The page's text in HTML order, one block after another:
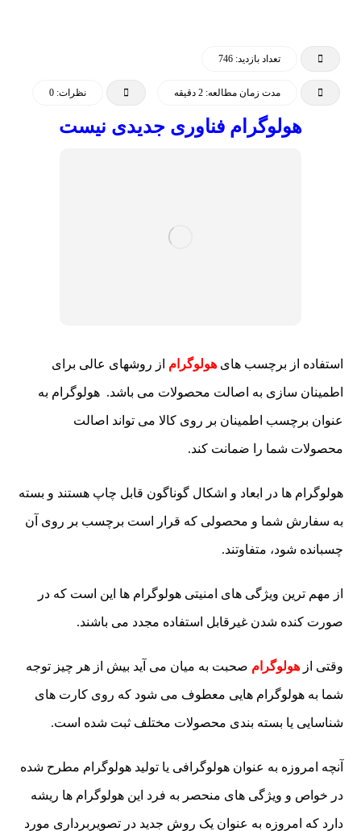
تعداد بازدید: 746
مدت زمان مطالعه: 2 دقیقه نظرات: 0
هولوگرام فناوری جدیدی نیست
استفاده از برچسب هایهولوگرام از روشهای عالی برای
اطمینان سازی به اصالت محصولات می باشد. هولوگرام به
عنوان برچسب اطمینان بر روی کالا می تواند اصالت
محصولات شما را ضمانت کند.
هولوگرام‌ ها در ابعاد و اشکال گوناگون قابل چاپ هستند و بسته
به سفارش‌ شما و محصولی که قرار است برچسب بر روی آن
چسبانده شود، متفاوتند.
از مهم ترین ویژگی های امنیتی هولوگرام ها این است که در
صورت کنده شدن غیرقابل استفاده مجدد می باشند.
وقتی ازهولوگرام صحبت به میان می آید بیش از هر چیز توجه
شما به هولوگرام هایی معطوف می شود که روی کارت های
شناسایی یا بسته بندی محصولات مختلف ثبت شده است.
آنچه امروزه به عنوان هولوگرافی یا تولید هولوگرام مطرح شده
در خواص و ویژگی های منحصر به فرد این هولوگرام ها ریشه
دارد که امروزه به عنوان یک روش جدید در تصویربرداری مورد